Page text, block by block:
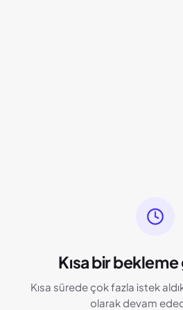
Kısa bir
Kısa sürede çok fazla istek
olarak devam